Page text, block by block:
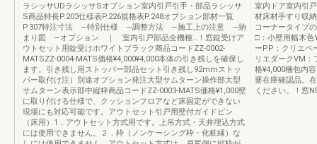
ラシッサUDラシッサSオプション室内引戸引手・部品ラシッサ
S商品特長P.203仕様表P.226規格表P.248オプション部材一覧
P.307特注寸法 —特別仕様 —調整方法 —施工上の注意 —納
まり図 —オプション ｜ 室内引戸部品全機種…！窓錠受けア
ウトセット用錠受けホワイトブラック商品コードZZ-0002-
MATSZZ-0004-MATS価格¥4,000¥4,000本体の引き残しを確保し
ます。引き残し用ストッパー部品セット引き残し92mmストッ
パー取付け注）別途オプション発注大型サムターン操作部大型
サムターン表示部中縦枠商品コードZZ-0003-MATS価格¥1,000壁
に取り付ける仕様で、クッションフロアなど床固定ができない
現場にも対応可能です。アウトセット引戸用壁付ガイドピン
（床用）1．アウトセット方式用です。上吊方式・天井埋込方式
には使用できません。２．枠（ノンケーシング枠・化粧縁）な
室内ドア室内引
材床材手すり収
コーナータイプ
□：小壁用幅木色
ーPP：クリエペ
リエダークVM
格¥4,000梱包内
要在庫確認品。
ください。！窓